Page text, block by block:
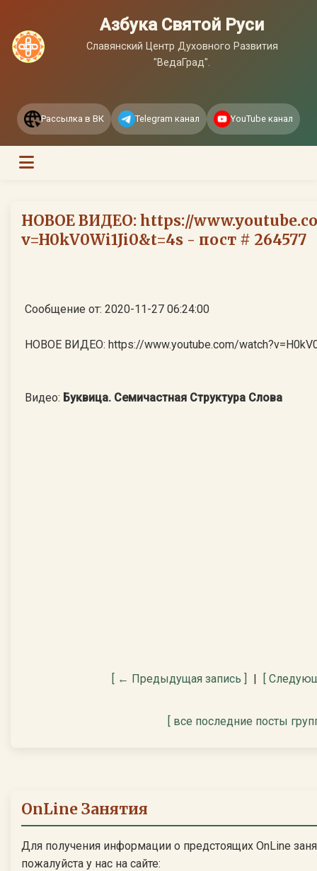
Азбука Святой Руси
Славянский Центр Духовного Развития
"ВедаГрад".
Рассылка в ВК Telegram канал YouTube канал
НОВОЕ ВИДЕО: https://
v=H0kV0Wi1Ji0&t=4s - пост # 264577
Сообщение от: 2020-11-27 06:24:00
НОВОЕ ВИДЕО: https://www.youtube.com/
Видео: Буквица. Семичастная Структура Слова
[ ← Предыдущая запись ] | [
[ все последние посты
OnLine Занятия
Для получения информации о предстоящих OnLine
пожалуйста у нас на сайте: